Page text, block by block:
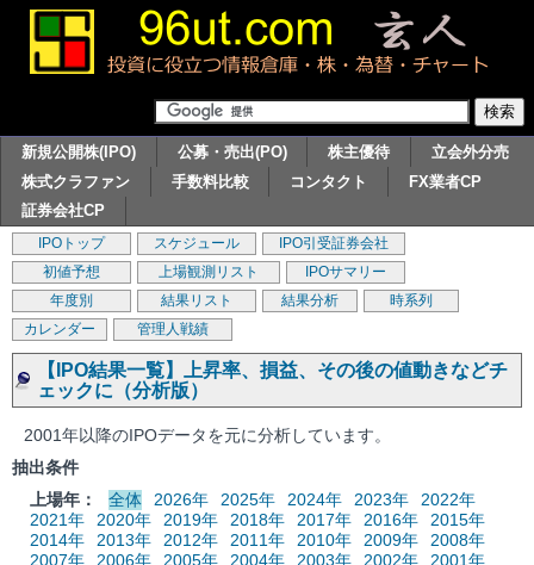
新規公開株(IPO) 公募・売出(PO) 株主優待
立会外分売
株式クラファン
手数料比較 コンタクト
FX業者CP
証券会社CP
IPOトップ スケジュール
IPO引受証券会社
初値予想
上場観測リスト
IPOサマリー
年度別
結果リスト 結果分析
時系列
カレンダー
管理人戦績
【IPO結果一覧】上昇率、損益、その後の値動きなどチ
ェックに（分析版）
2001年以降のIPOデータを元に分析しています。
抽出条件
上場年：
全体 2026年 2025年 2024年 2023年
2022年
2021年
2020年 2019年 2018年 2017年 2016年
2015年
2014年
2013年 2012年 2011年 2010年 2009年
2008年
2007年
2006年 2005年 2004年 2003年 2002年
2001年